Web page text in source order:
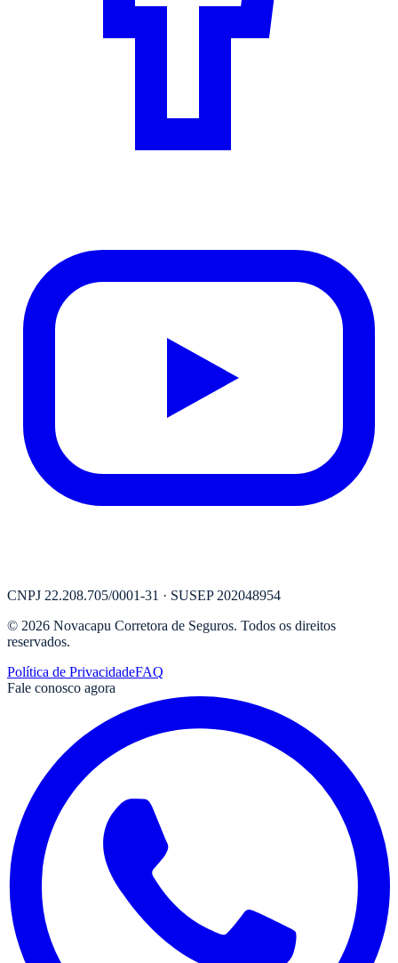
CNPJ 22.208.705/0001-31 · SUSEP 202048954
© 2026 Novacapu Corretora de Seguros. Todos os direitos
reservados.
Política de PrivacidadeFAQ
Fale conosco agora